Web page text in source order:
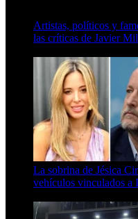
Artistas, políticos y
las críticas de Javier
La sobrina de Jésica
vehículos vinculados a